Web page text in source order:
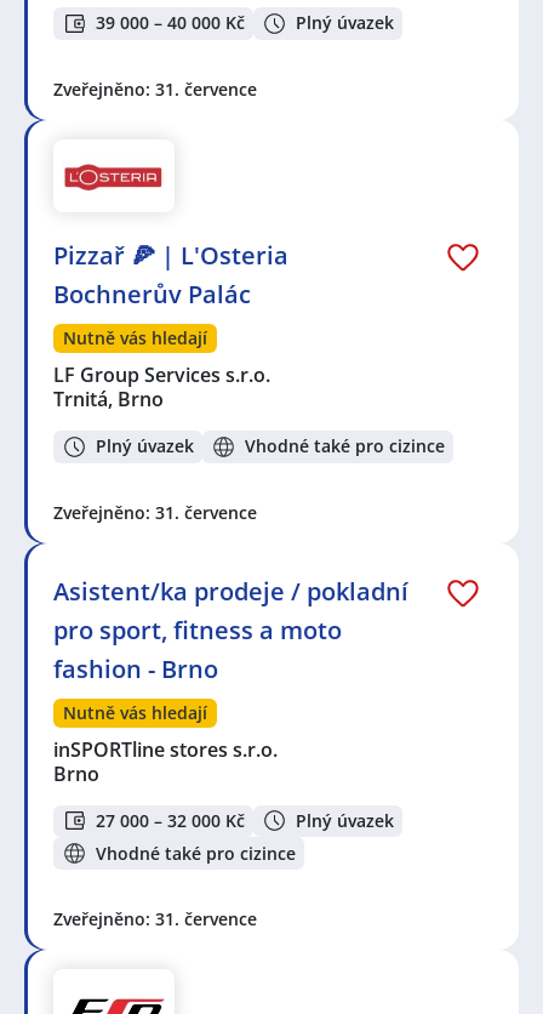
39 000 – 40 000 Kč Plný úvazek
Zveřejněno: 31. července
Pizzař 🍕 | L'Osteria
Bochnerův Palác
Nutně vás hledají
LF Group Services s.r.o.
Trnitá, Brno
Plný úvazek Vhodné také pro cizince
Zveřejněno: 31. července
Asistent/ka prodeje / pokladní
pro sport, fitness a moto
fashion - Brno
Nutně vás hledají
inSPORTline stores s.r.o.
Brno
27 000 – 32 000 Kč
Plný úvazek
Vhodné také pro cizince
Zveřejněno: 31. července